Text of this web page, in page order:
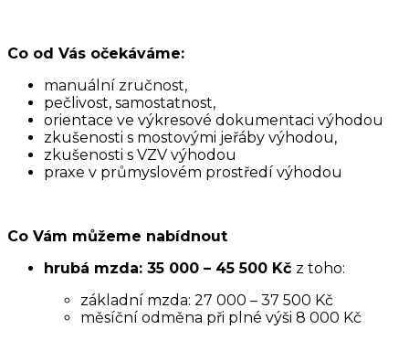
Co od Vás očekáváme:
manuální zručnost,
pečlivost, samostatnost,
orientace ve výkresové dokumentaci výhodou
zkušenosti s mostovými jeřáby výhodou,
zkušenosti s VZV výhodou
praxe v průmyslovém prostředí výhodou
Co Vám můžeme nabídnout
hrubá mzda: 35 000 – 45 500 Kč z toho:
základní mzda: 27 000 – 37 500 Kč
měsíční odměna při plné výši 8 000 Kč